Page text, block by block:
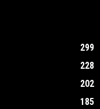
299
228
202
185